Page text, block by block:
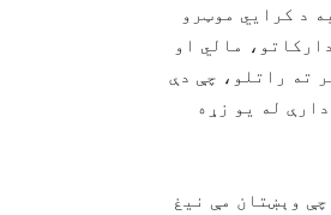
د کرايي موټرو
مالي او
ته راتلو، چې دې
له یو زړه
وېښتان مې نیغ